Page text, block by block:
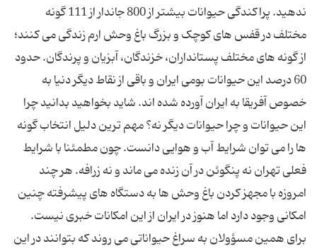
ندهید. پراکندگی حیوانات بیشتر از 800 جاندار از 111 گونه
مختلف در قفس های کوچک و بزرگ باغ وحش ارم زندگی می کنند؛
از گونه های مختلف پستانداران، خزندگان، آبزیان و پرندگان. حدود
60 درصد این حیوانات بومی ایران و باقی از نقاط دیگر دنیا به
خصوص آفریقا به ایران آورده شده اند. شاید بخواهید بدانید چرا
این حیوانات و چرا حیوانات دیگر نه؟ مهم ترین دلیل انتخاب گونه
ها را می توان شرایط آب و هوایی دانست. چون مطمئنا با شرایط
فعلی تهران نه پنگوئن در آن زنده می ماند و نه زرافه. هر چند
امروزه با مجهز کردن باغ وحش ها به دستگاه های پیشرفته چنین
امکانی وجود دارد اما هنوز در ایران از این امکانات خبری نیست.
برای همین مسؤولان به سراغ حیواناتی می روند که بتوانند در این